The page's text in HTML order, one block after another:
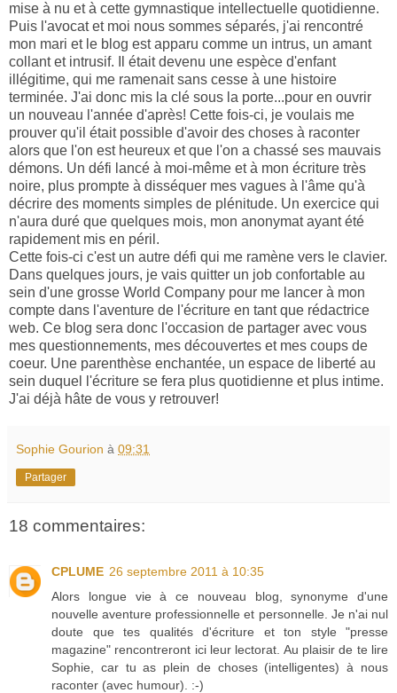
mise à nu et à cette gymnastique intellectuelle quotidienne.
Puis l'avocat et moi nous sommes séparés, j'ai rencontré
mon mari et le blog est apparu comme un intrus, un amant
collant et intrusif. Il était devenu une espèce d'enfant
illégitime, qui me ramenait sans cesse à une histoire
terminée. J'ai donc mis la clé sous la porte...pour en ouvrir
un nouveau l'année d'après! Cette fois-ci, je voulais me
prouver qu'il était possible d'avoir des choses à raconter
alors que l'on est heureux et que l'on a chassé ses mauvais
démons. Un défi lancé à moi-même et à mon écriture très
noire, plus prompte à disséquer mes vagues à l'âme qu'à
décrire des moments simples de plénitude. Un exercice qui
n'aura duré que quelques mois, mon anonymat ayant été
rapidement mis en péril.
Cette fois-ci c'est un autre défi qui me ramène vers le clavier.
Dans quelques jours, je vais quitter un job confortable au
sein d'une grosse World Company pour me lancer à mon
compte dans l'aventure de l'écriture en tant que rédactrice
web. Ce blog sera donc l'occasion de partager avec vous
mes questionnements, mes découvertes et mes coups de
coeur. Une parenthèse enchantée, un espace de liberté au
sein duquel l'écriture se fera plus quotidienne et plus intime.
J'ai déjà hâte de vous y retrouver!
Sophie Gourion à 09:31
Partager
18 commentaires:
CPLUME 26 septembre 2011 à 10:35
Alors longue vie à ce nouveau blog, synonyme d'une
nouvelle aventure professionnelle et personnelle. Je n'ai nul
doute que tes qualités d'écriture et ton style "presse
magazine" rencontreront ici leur lectorat. Au plaisir de te lire
Sophie, car tu as plein de choses (intelligentes) à nous
raconter (avec humour). :-)